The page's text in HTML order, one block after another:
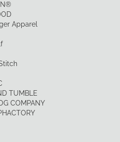
Apparel
TUMBLE
COMPANY